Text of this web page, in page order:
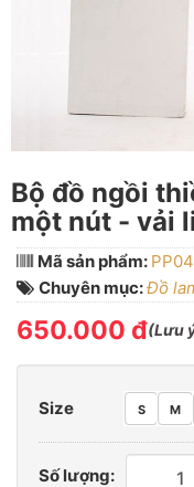
Bộ đồ ngồi
một nút - vải
Mã sản phẩm:
Chuyên mục:Đồ
650.000 đ(Lưu
Size S M
Số lượng: